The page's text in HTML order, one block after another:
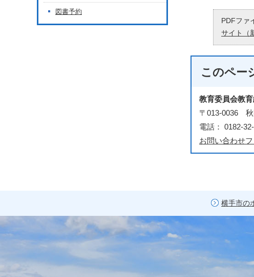
PDFファ
サイト（
このペー
教育委員会教
〒013-0036 秋
電話： 0182-
お問い合わせ
図書予約
横手市の